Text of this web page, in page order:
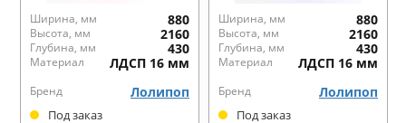
Ширина, мм 880
Высота, мм 2160
Глубина, мм 430
Материал ЛДСП 16 мм
Бренд Лолипоп
Под заказ
Ширина, мм 880
Высота, мм 2160
Глубина, мм 430
Материал ЛДСП 16 мм
Бренд Лолипоп
Под заказ